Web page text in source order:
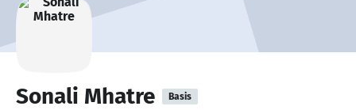
Sonali Mhatre Basis